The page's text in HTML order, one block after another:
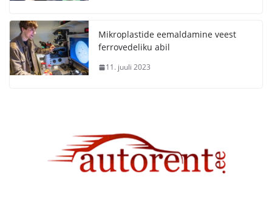
Mikroplastide eemaldamine veest
ferrovedeliku abil
11. juuli 2023